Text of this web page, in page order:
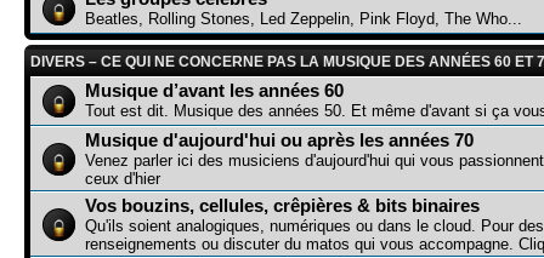
Beatles, Rolling Stones, Led Zeppelin, Pink Floyd, The Who...
DIVERS – CE QUI NE CONCERNE PAS LA MUSIQUE DES ANNÉES 60 ET
Musique d’avant les années 60
Tout est dit. Musique des années 50. Et même d'avant si ça
Musique d'aujourd'hui ou après les années 70
Venez parler ici des musiciens d'aujourd'hui qui vous
ceux d'hier
Vos bouzins, cellules, crêpières & bits binaires
Qu'ils soient analogiques, numériques ou dans le cloud. Pour des
renseignements ou discuter du matos qui vous accompagne.